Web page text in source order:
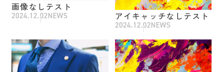
画像なしテスト
2024.12.02NEWS アイキャッチなしテスト
2024.12.02NEWS